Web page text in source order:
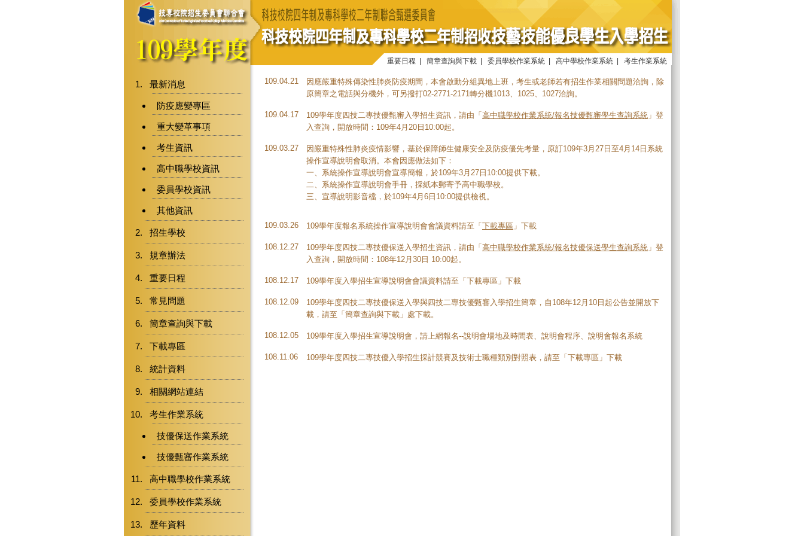
重要日程 簡章查詢與下載 委員學校作業系統 高中學校作業系統 考生作業系統
最新消息
防疫應變專區
重大變革事項
考生資訊
高中職學校資訊
委員學校資訊
其他資訊
招生學校
規章辦法
重要日程
常見問題
簡章查詢與下載
下載專區
統計資料
相關網站連結
考生作業系統
技優保送作業系統
技優甄審作業系統
高中職學校作業系統
委員學校作業系統
歷年資料
109.04.21
因應嚴重特殊傳染性肺炎防疫期間，本會啟動分組異地上班，考生或老師若有招生作業相關問題洽詢，除
原簡章之電話與分機外，可另撥打02-2771-2171轉分機1013、1025、1027洽詢。
109.04.17 109學年度四技二專技優甄審入學招生資訊，請由「 高中職學校作業系統/報名技優甄審學生查詢系統 」登
入查詢，開放時間：109年4月20日10:00起。
109.03.27
因嚴重特殊性肺炎疫情影響，基於保障師生健康安全及防疫優先考量，原訂109年3月27日至4月14日系統
操作宣導說明會取消。本會因應做法如下：
一、系統操作宣導說明會宣導簡報，於109年3月27日10:00提供下載。
二、系統操作宣導說明會手冊，採紙本郵寄予高中職學校。
三、宣導說明影音檔，於109年4月6日10:00提供檢視。
109.03.26 109學年度報名系統操作宣導說明會會議資料請至「 下載專區 」下載
108.12.27 109學年度四技二專技優保送入學招生資訊，請由「 高中職學校作業系統/報名技優保送學生查詢系統 」登
入查詢，開放時間：108年12月30日 10:00起。
108.12.17 109學年度入學招生宣導說明會會議資料請至「下載專區」下載
108.12.09
109學年度四技二專技優保送入學與四技二專技優甄審入學招生簡章，自108年12月10日起公告並開放下
載，請至「簡章查詢與下載」處下載。
108.12.05 109學年度入學招生宣導說明會，請上網報名--說明會場地及時間表、說明會程序、說明會報名系統
108.11.06 109學年度四技二專技優入學招生採計競賽及技術士職種類別對照表，請至「下載專區」下載